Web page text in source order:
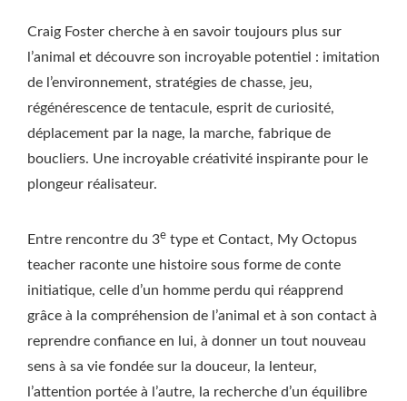
Craig Foster cherche à en savoir toujours plus sur
l’animal et découvre son incroyable potentiel : imitation
de l’environnement, stratégies de chasse, jeu,
régénérescence de tentacule, esprit de curiosité,
déplacement par la nage, la marche, fabrique de
boucliers. Une incroyable créativité inspirante pour le
plongeur réalisateur.
Entre rencontre du 3e type et Contact, My Octopus
teacher raconte une histoire sous forme de conte
initiatique, celle d’un homme perdu qui réapprend
grâce à la compréhension de l’animal et à son contact à
reprendre confiance en lui, à donner un tout nouveau
sens à sa vie fondée sur la douceur, la lenteur,
l’attention portée à l’autre, la recherche d’un équilibre